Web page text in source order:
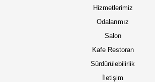
Hizmetlerimiz
Odalarımız
Salon
Kafe Restoran
Sürdürülebilirlik
İletişim